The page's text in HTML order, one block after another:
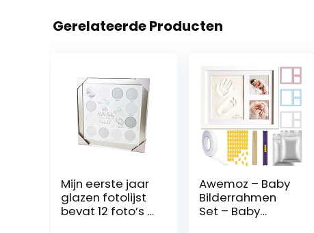
Gerelateerde Producten
Mijn eerste jaar
glazen fotolijst
bevat 12 foto’s –
Awemoz – Baby
Bilderrahmen
Set – Baby